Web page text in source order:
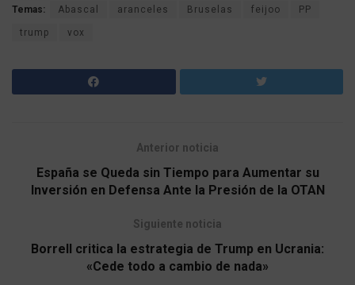
Temas: Abascal aranceles Bruselas feijoo PP
trump vox
Anterior noticia
España se Queda sin Tiempo para Aumentar su
Inversión en Defensa Ante la Presión de la OTAN
Siguiente noticia
Borrell critica la estrategia de Trump en Ucrania:
«Cede todo a cambio de nada»